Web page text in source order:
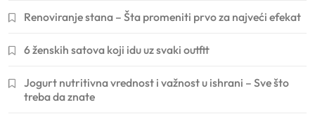
Renoviranje stana – Šta promeniti prvo za najveći efekat
6 ženskih satova koji idu uz svaki outfit
Jogurt nutritivna vrednost i važnost u ishrani – Sve što
treba da znate